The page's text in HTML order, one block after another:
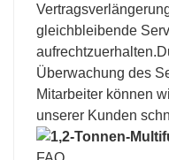
gleichbleibende
aufrechtzuerhalten.
Überwachung des
Mitarbeiter können
unserer Kunden